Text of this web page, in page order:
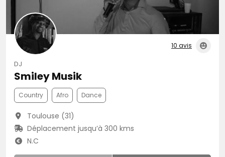
10 avis
DJ
Smiley Musik
Country Afro Dance
Toulouse (31)
Déplacement jusqu’à 300 kms
N.C